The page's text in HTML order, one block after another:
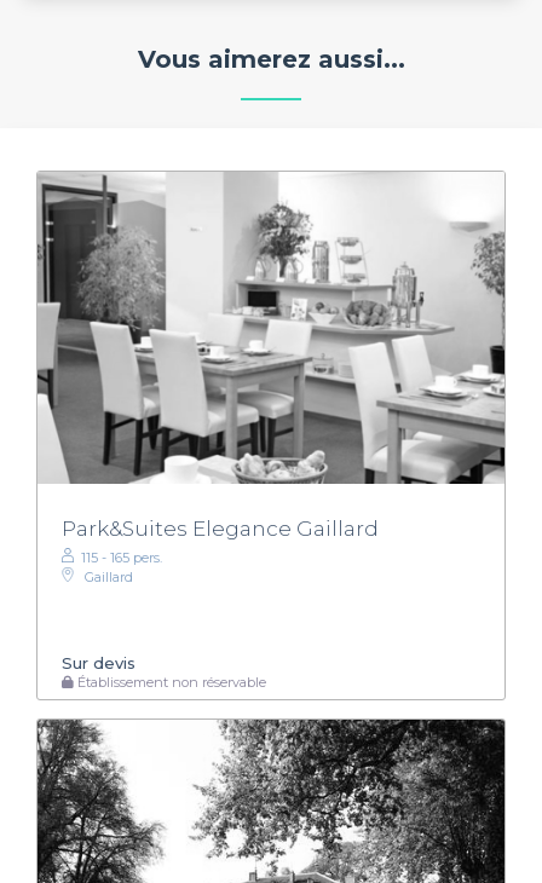
Vous aimerez aussi...
Park&Suites Elegance Gaillard
115 - 165 pers.
Gaillard
Sur devis
Établissement non réservable